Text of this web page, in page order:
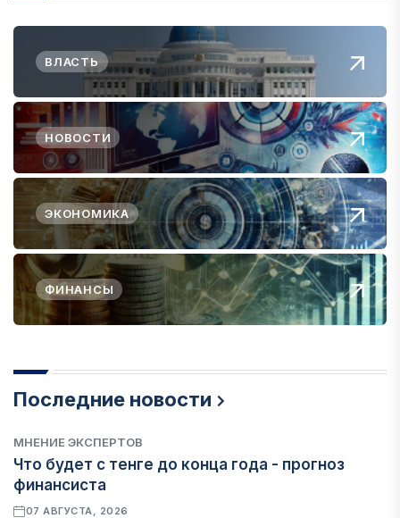
ВЛАСТЬ
НОВОСТИ
ЭКОНОМИКА
ФИНАНСЫ
Последние новости
МНЕНИЕ ЭКСПЕРТОВ
Что будет с тенге до конца года - прогноз
финансиста
07 АВГУСТА, 2026